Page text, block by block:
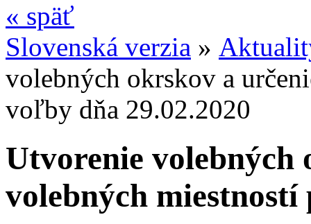
« späť
Slovenská verzia »
volebných okrskov a
voľby dňa 29.02.2020
Utvorenie volebných
volebných